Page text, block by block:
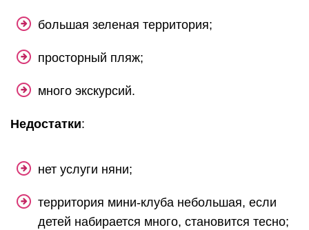
большая зеленая территория;
просторный пляж;
много экскурсий.
Недостатки:
нет услуги няни;
территория мини-клуба небольшая, если
детей набирается много, становится тесно;